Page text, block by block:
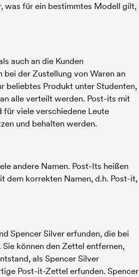
was für ein bestimmtes Modell gilt,
auch an die Kunden
bei der Zustellung von Waren an
beliebtes Produkt unter Studenten,
alle verteilt werden. Post-its mit
viele verschiedene Leute
und behalten werden.
andere Namen. Post-Its heißen
dem korrekten Namen, d.h. Post-it,
Spencer Silver erfunden, die bei
können den Zettel entfernen,
als Spencer Silver
Post-it-Zettel erfunden. Spencer